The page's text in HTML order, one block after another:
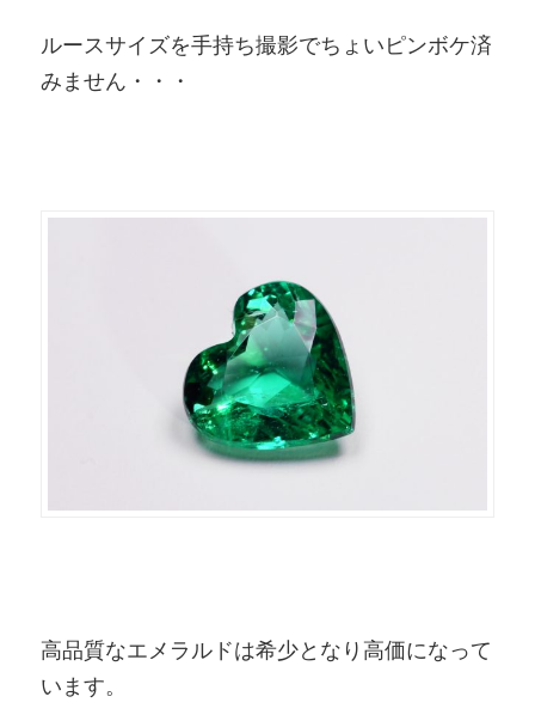
ルースサイズを手持ち撮影でちょいピンボケ済
みません・・・
高品質なエメラルドは希少となり高価になって
います。